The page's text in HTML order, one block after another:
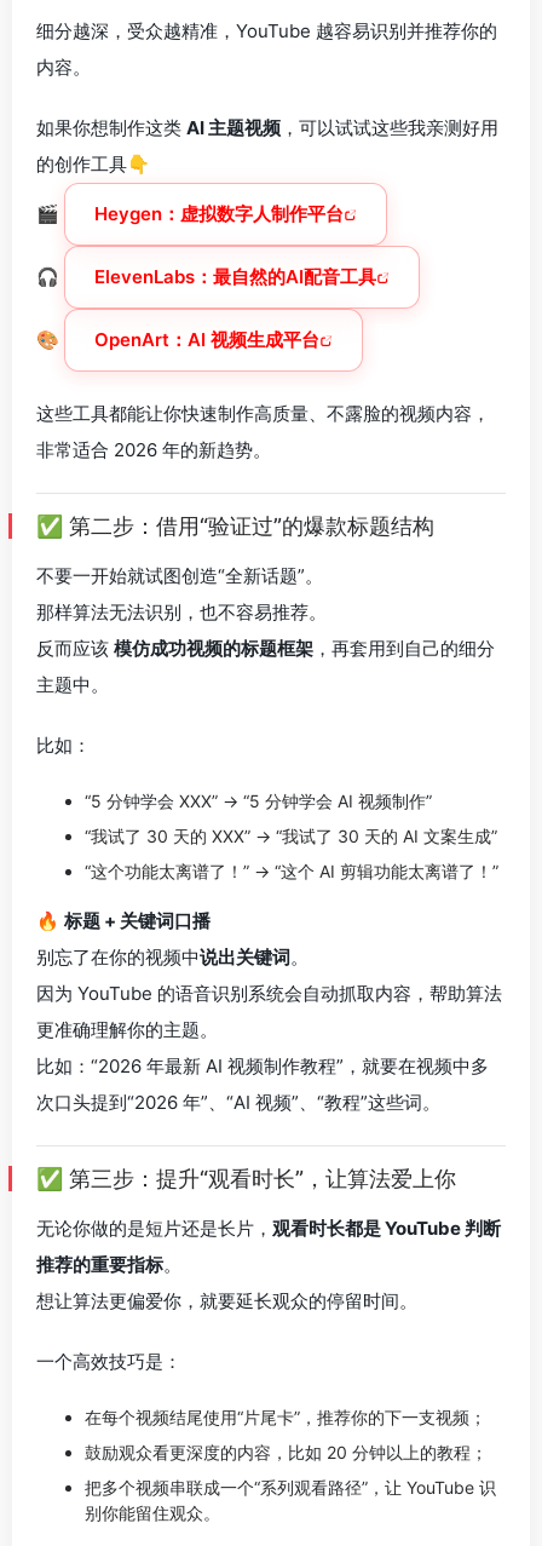
细分越深，受众越精准，YouTube 越容易识别并推荐你的
内容。
如果你想制作这类 AI 主题视频 ，可以试试这些我亲测好用
的创作工具👇
🎬 Heygen：虚拟数字人制作平台
🎧 ElevenLabs：最自然的AI配音工具
🎨 OpenArt：AI 视频生成平台
这些工具都能让你快速制作高质量、不露脸的视频内容，
非常适合 2026 年的新趋势。
✅ 第二步：借用“验证过”的爆款标题结构
不要一开始就试图创造“全新话题”。
那样算法无法识别，也不容易推荐。
反而应该 模仿成功视频的标题框架 ，再套用到自己的细分
主题中。
比如：
“5 分钟学会 XXX” → “5 分钟学会 AI 视频制作”
“我试了 30 天的 XXX” → “我试了 30 天的 AI 文案生成”
“这个功能太离谱了！” → “这个 AI 剪辑功能太离谱了！”
🔥 标题 + 关键词口播
别忘了在你的视频中说出关键词。
因为 YouTube 的语音识别系统会自动抓取内容，帮助算法
更准确理解你的主题。
比如：“2026 年最新 AI 视频制作教程”，就要在视频中多
次口头提到“2026 年”、“AI 视频”、“教程”这些词。
✅ 第三步：提升“观看时长”，让算法爱上你
无论你做的是短片还是长片， 观看时长都是 YouTube 判断
推荐的重要指标。
想让算法更偏爱你，就要延长观众的停留时间。
一个高效技巧是：
在每个视频结尾使用“片尾卡”，推荐你的下一支视频；
鼓励观众看更深度的内容，比如 20 分钟以上的教程；
把多个视频串联成一个“系列观看路径”，让 YouTube 识
别你能留住观众。